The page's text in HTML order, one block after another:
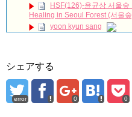
CRAZY LOVE ❤️🤭😜
#kdrama #shorts #edit NEW!
김민석, 위기 순간 지성 도
bobblessyou2 EP.18
ソン・ヘギョ – ソンヘギ
ハン・ヘジン 한혜진 –
한가인 –
HSF(126)-윤균상 서울
Healing in Seoul Forest (서울
yoon kyun sang
九尾狐外伝 メイキング
チョ・ヒョンジェ 조
キム・テヒの弟イ・ワ
「まず熱く掃除せよ」女
シェアする
error 0 0